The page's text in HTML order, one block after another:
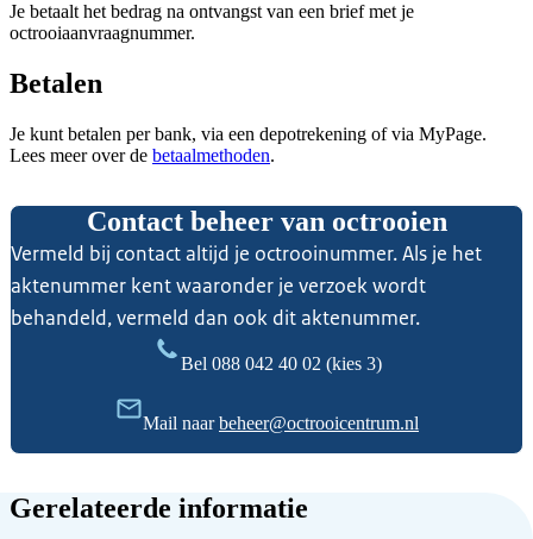
Je betaalt het bedrag na ontvangst van een brief met je
octrooiaanvraagnummer.
Betalen
Je kunt betalen per bank, via een depotrekening of via MyPage.
Lees meer over de betaalmethoden.
Contact beheer van octrooien
Vermeld bij contact altijd je octrooinummer. Als je het
aktenummer kent waaronder je verzoek wordt
behandeld, vermeld dan ook dit aktenummer.
Bel 088 042 40 02 (kies 3)
Mail naarbeheer@octrooicentrum.nl
Gerelateerde informatie